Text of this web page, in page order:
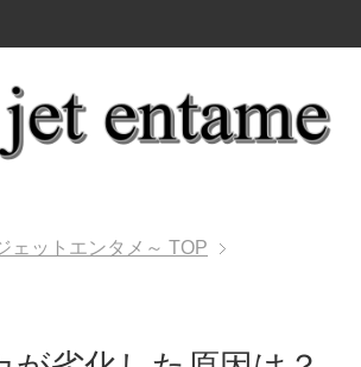
ットエンタメ～ TOP